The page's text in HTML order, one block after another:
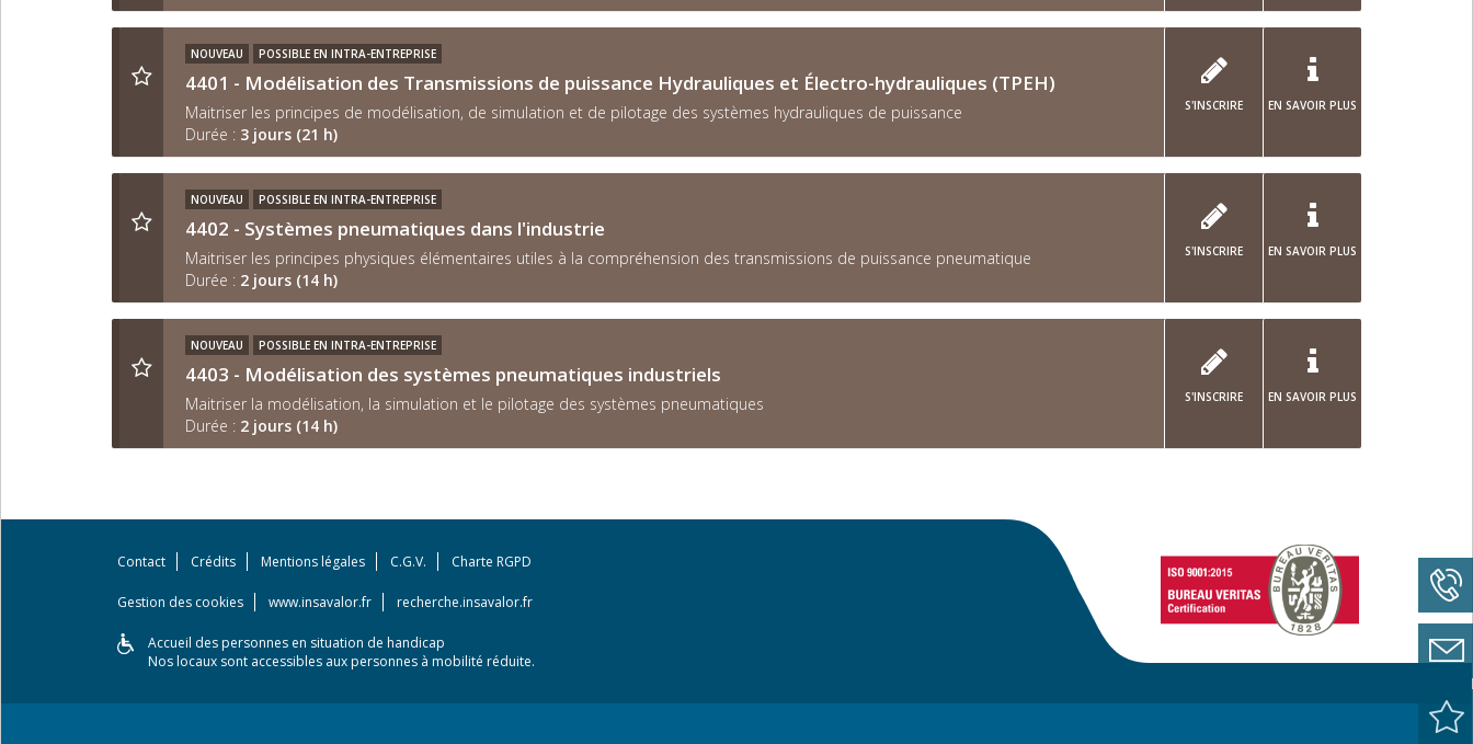
EN SAVOIR PLUS
S'INSCRIRE
NOUVEAU POSSIBLE EN INTRA-ENTREPRISE
4401 - Modélisation des Transmissions de puissance Hydrauliques et Électro-hydrauliques (TPEH)
Maitriser les principes de modélisation, de simulation et de pilotage des systèmes hydrauliques de puissance
Durée : 3 jours (21 h)
EN SAVOIR PLUS
S'INSCRIRE
NOUVEAU POSSIBLE EN INTRA-ENTREPRISE
4402 - Systèmes pneumatiques dans l'industrie
Maitriser les principes physiques élémentaires utiles à la compréhension des transmissions de puissance pneumatique
Durée : 2 jours (14 h)
EN SAVOIR PLUS
S'INSCRIRE
NOUVEAU POSSIBLE EN INTRA-ENTREPRISE
4403 - Modélisation des systèmes pneumatiques industriels
Maitriser la modélisation, la simulation et le pilotage des systèmes pneumatiques
Durée : 2 jours (14 h)
Contact Crédits Mentions légales C.G.V. Charte RGPD
Gestion des cookies www.insavalor.fr recherche.insavalor.fr
Accueil des personnes en situation de handicap
Nos locaux sont accessibles aux personnes à mobilité réduite.